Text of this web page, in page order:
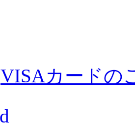
VISAカードの